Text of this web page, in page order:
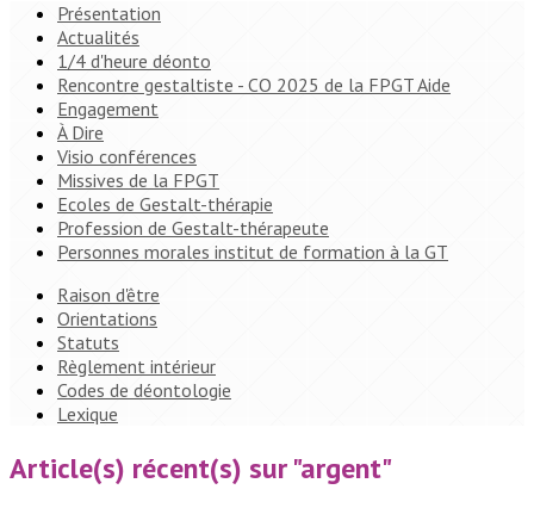
Présentation
Actualités
1/4 d'heure déonto
Rencontre gestaltiste - CO 2025 de la FPGT Aide
Engagement
À Dire
Visio conférences
Missives de la FPGT
Ecoles de Gestalt-thérapie
Profession de Gestalt-thérapeute
Personnes morales institut de formation à la GT
Raison d'être
Orientations
Statuts
Règlement intérieur
Codes de déontologie
Lexique
Article(s) récent(s) sur "argent"